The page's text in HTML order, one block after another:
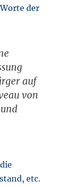
der
auf
von
etc.